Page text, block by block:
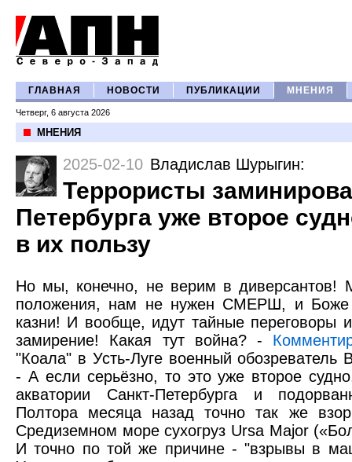
ГЛАВНАЯ НОВОСТИ ПУБЛИКАЦИИ МНЕНИЯ
Четверг, 6 августа 2026
МНЕНИЯ
2025-02-10 Владислав Шурыгин:
Террористы
Петербурга уже второе
в их пользу
Но мы, конечно, не верим в диверсантов!
положения, нам не нужен СМЕРШ, и Боже
казни! И вообще, идут тайные переговоры
замирение! Какая тут война? -
"Коала" в Усть-Луге военный обозреватель
- А если серьёзно, то это уже второе
акватории Санкт-Петербурга и
Полтора месяца назад точно так же
Средиземном море сухогруз Ursa Major
И точно по той же причине - "взрывы в